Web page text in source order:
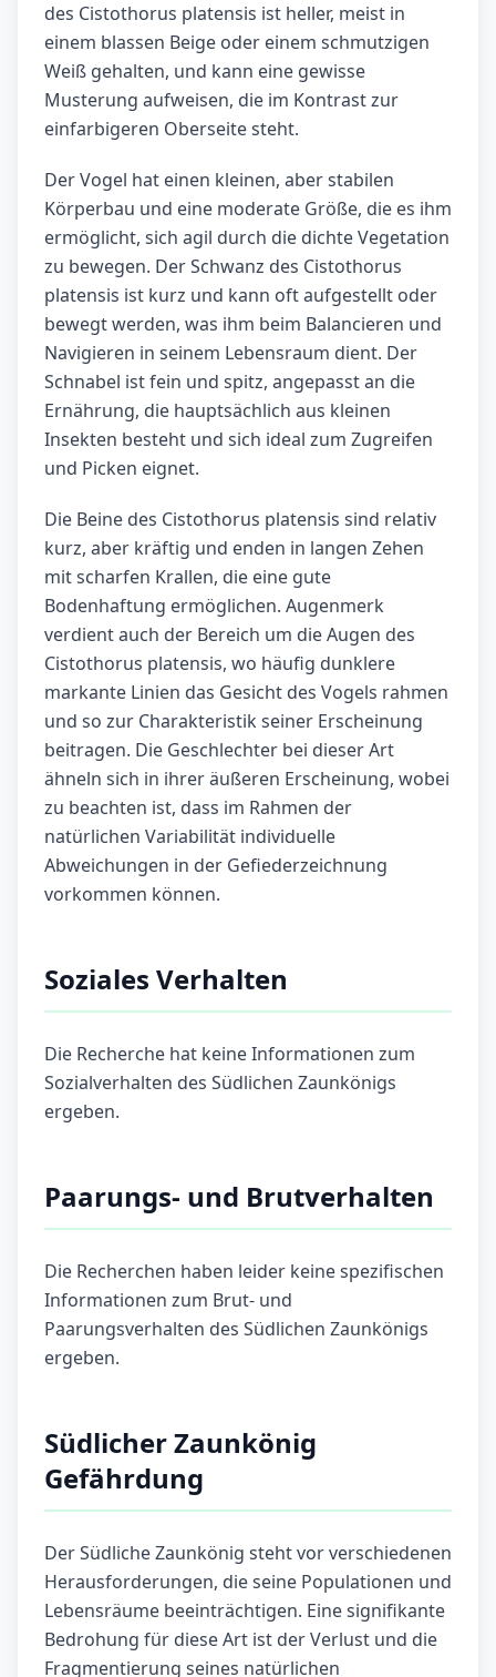
des Cistothorus platensis ist heller, meist in
einem blassen Beige oder einem schmutzigen
Weiß gehalten, und kann eine gewisse
Musterung aufweisen, die im Kontrast zur
einfarbigeren Oberseite steht.
Der Vogel hat einen kleinen, aber stabilen
Körperbau und eine moderate Größe, die es ihm
ermöglicht, sich agil durch die dichte Vegetation
zu bewegen. Der Schwanz des Cistothorus
platensis ist kurz und kann oft aufgestellt oder
bewegt werden, was ihm beim Balancieren und
Navigieren in seinem Lebensraum dient. Der
Schnabel ist fein und spitz, angepasst an die
Ernährung, die hauptsächlich aus kleinen
Insekten besteht und sich ideal zum Zugreifen
und Picken eignet.
Die Beine des Cistothorus platensis sind relativ
kurz, aber kräftig und enden in langen Zehen
mit scharfen Krallen, die eine gute
Bodenhaftung ermöglichen. Augenmerk
verdient auch der Bereich um die Augen des
Cistothorus platensis, wo häufig dunklere
markante Linien das Gesicht des Vogels rahmen
und so zur Charakteristik seiner Erscheinung
beitragen. Die Geschlechter bei dieser Art
ähneln sich in ihrer äußeren Erscheinung, wobei
zu beachten ist, dass im Rahmen der
natürlichen Variabilität individuelle
Abweichungen in der Gefiederzeichnung
vorkommen können.
Soziales Verhalten
Die Recherche hat keine Informationen zum
Sozialverhalten des Südlichen Zaunkönigs
ergeben.
Paarungs- und Brutverhalten
Die Recherchen haben leider keine spezifischen
Informationen zum Brut- und
Paarungsverhalten des Südlichen Zaunkönigs
ergeben.
Südlicher Zaunkönig
Gefährdung
Der Südliche Zaunkönig steht vor verschiedenen
Herausforderungen, die seine Populationen und
Lebensräume beeinträchtigen. Eine signifikante
Bedrohung für diese Art ist der Verlust und die
Fragmentierung seines natürlichen